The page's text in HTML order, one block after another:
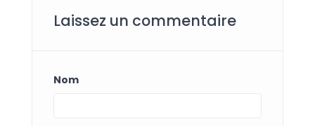
Laissez un commentaire
Nom